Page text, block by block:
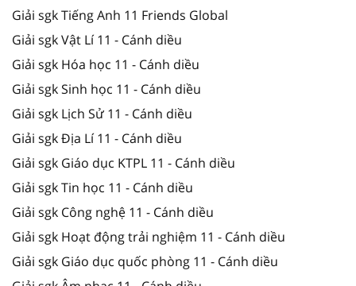
Giải sgk Tiếng Anh 11 Friends Global
Giải sgk Vật Lí 11 - Cánh diều
Giải sgk Hóa học 11 - Cánh diều
Giải sgk Sinh học 11 - Cánh diều
Giải sgk Lịch Sử 11 - Cánh diều
Giải sgk Địa Lí 11 - Cánh diều
Giải sgk Giáo dục KTPL 11 - Cánh diều
Giải sgk Tin học 11 - Cánh diều
Giải sgk Công nghệ 11 - Cánh diều
Giải sgk Hoạt động trải nghiệm 11 - Cánh diều
Giải sgk Giáo dục quốc phòng 11 - Cánh diều